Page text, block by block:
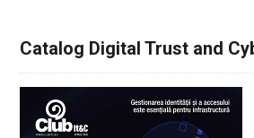
Catalog Digital Trust and